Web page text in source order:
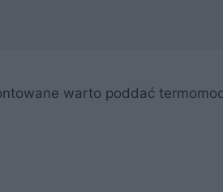
warto poddać